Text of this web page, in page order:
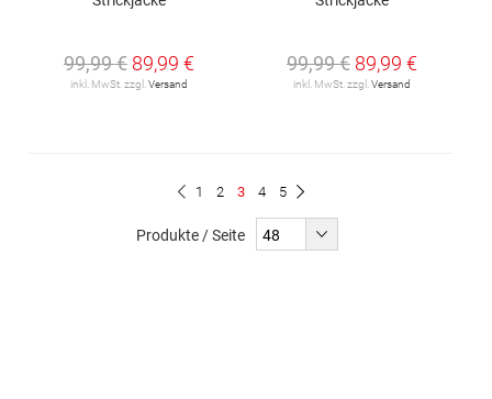
99,99 € 89,99 €
inkl. MwSt. zzgl. Versand
99,99 € 89,99 €
inkl. MwSt. zzgl. Versand
Seite
Zurück
Seite
1 Seite
2
Du
liest
gerade
3 Seite
4 Seite
5
Produkte / Seite